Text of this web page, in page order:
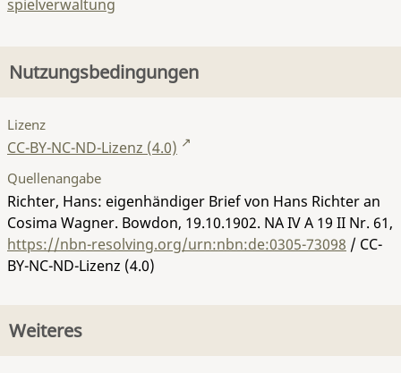
spielverwaltung
Nutzungsbedingungen
Lizenz
CC-BY-NC-ND-Lizenz (4.0)
Quellenangabe
Richter, Hans: eigenhändiger Brief von Hans Richter an
Cosima Wagner. Bowdon, 19.10.1902. NA IV A 19 II Nr. 61,
https://nbn-resolving.org/urn:nbn:de:0305-73098 / CC-
BY-NC-ND-Lizenz (4.0)
Weiteres